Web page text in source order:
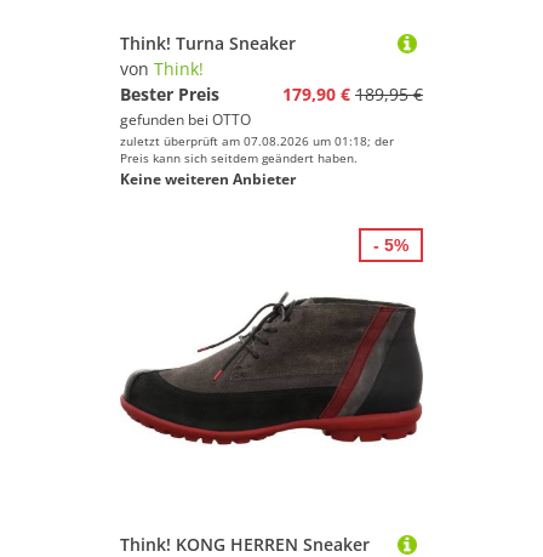
Think! Turna Sneaker
von Think!
Bester Preis
179,90 € 189,95 €
gefunden bei OTTO
zuletzt überprüft am 07.08.2026 um 01:18; der
Preis kann sich seitdem geändert haben.
Keine weiteren Anbieter
Think! KONG HERREN Sneaker
- 5%